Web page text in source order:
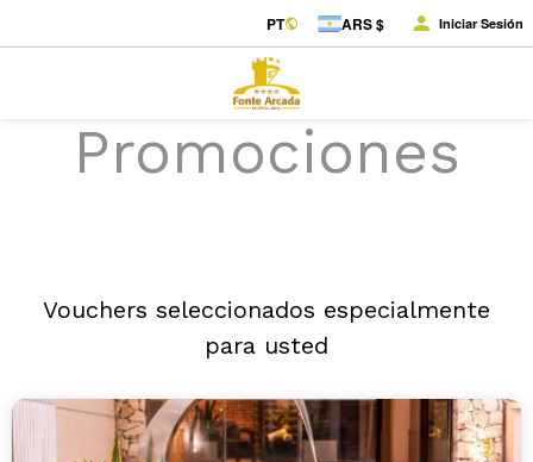
PT ARS $ Iniciar Sesión
Promociones
Vouchers seleccionados especialmente
para usted